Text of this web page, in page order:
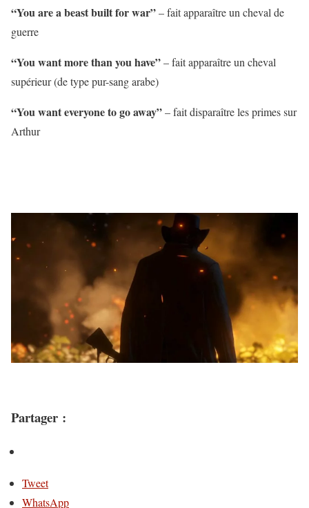
“You are a beast built for war”– fait apparaître un cheval de
guerre
“You want more than you have”– fait apparaître un cheval
supérieur (de type pur-sang arabe)
“You want everyone to go away”– fait disparaître les primes sur
Arthur
Partager :
Tweet
WhatsApp